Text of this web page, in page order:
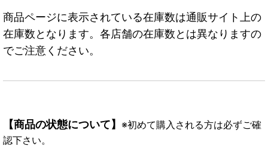
商品ページに表示されている在庫数は通販サイト上の
在庫数となります。各店舗の在庫数とは異なりますの
でご注意ください。
【商品の状態について】 ※初めて購入される方は必ずご確
認下さい。